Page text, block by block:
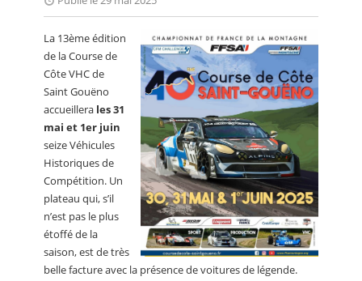
La 13ème édition
de la Course de
Côte VHC de
Saint Gouëno
accueillera les 31
mai et 1er juin
seize Véhicules
Historiques de
Compétition. Un
plateau qui, s’il
n’est pas le plus
étoffé de la
saison, est de très
belle facture avec la présence de voitures de légende.